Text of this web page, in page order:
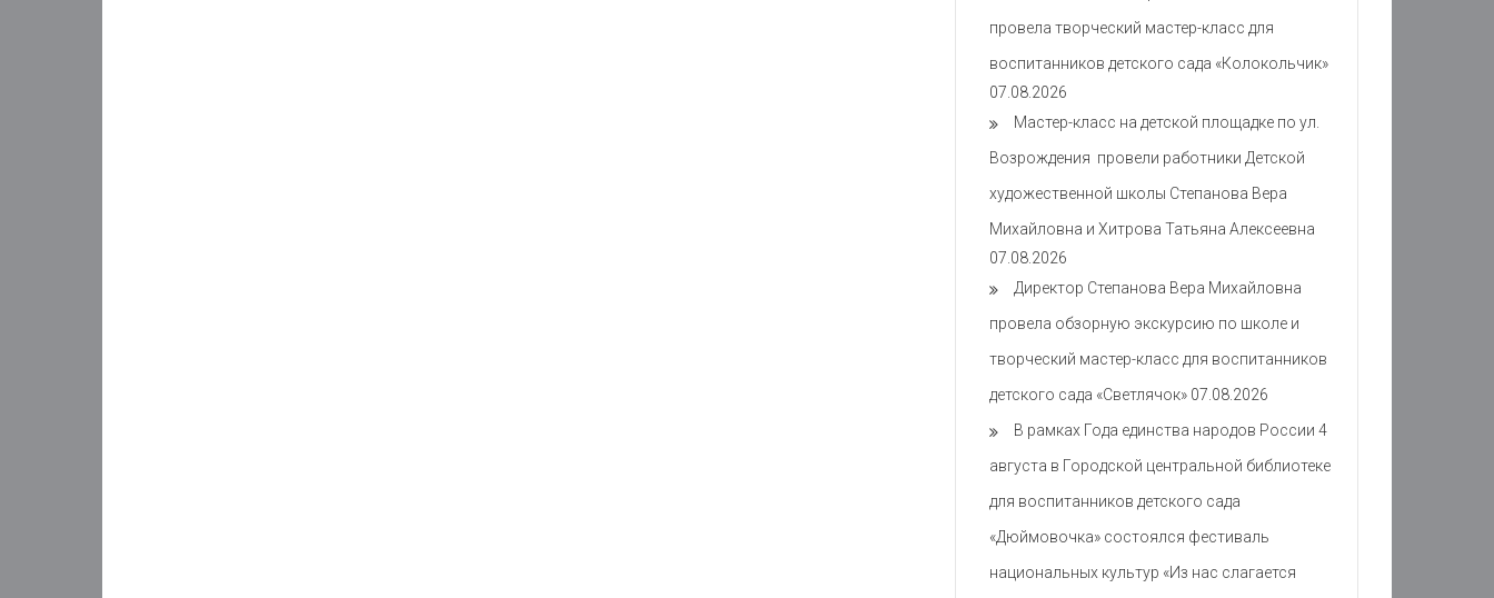
провела творческий мастер-класс для
воспитанников детского сада «Колокольчик»
07.08.2026
Мастер-класс на детской площадке по ул.
Возрождения провели работники Детской
художественной школы Степанова Вера
Михайловна и Хитрова Татьяна Алексеевна
07.08.2026
Директор Степанова Вера Михайловна
провела обзорную экскурсию по школе и
творческий мастер-класс для воспитанников
детского сада «Светлячок» 07.08.2026
В рамках Года единства народов России 4
августа в Городской центральной библиотеке
для воспитанников детского сада
«Дюймовочка» состоялся фестиваль
национальных культур «Из нас слагается